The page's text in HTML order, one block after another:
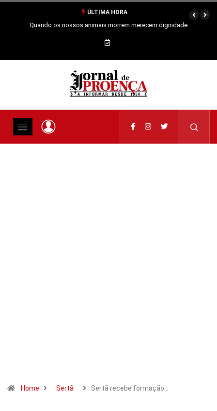
ÚLTIMA HORA
Quando os nossos animais morrem merecem dignidade
Home Sertã Sertã recebe formação…